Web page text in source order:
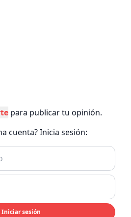
para publicar tu opinión.
cuenta? Inicia sesión:
Iniciar sesión